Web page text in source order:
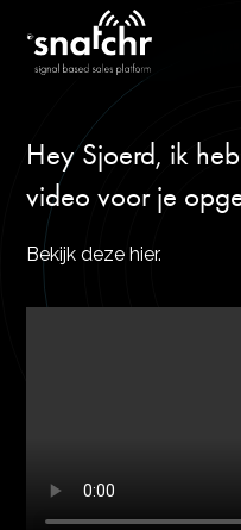
Hey Sjoerd, ik
video voor je
Bekijk deze hier.